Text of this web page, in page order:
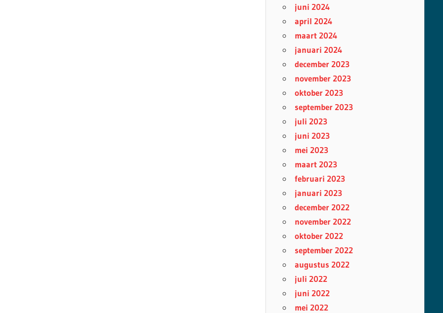
juni 2024
april 2024
maart 2024
januari 2024
december 2023
november 2023
oktober 2023
september 2023
juli 2023
juni 2023
mei 2023
maart 2023
februari 2023
januari 2023
december 2022
november 2022
oktober 2022
september 2022
augustus 2022
juli 2022
juni 2022
mei 2022